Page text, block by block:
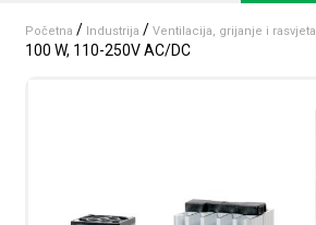
Početna / Industrija /Ventilacija, grijanje i rasvjeta
100 W, 110-250V AC/DC